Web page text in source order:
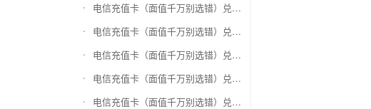
电信充值卡（面值千万别选错）兑换神州运通超级卡(运通网购卡)
电信充值卡（面值千万别选错）兑换中石油省卡
电信充值卡（面值千万别选错）兑换必胜客
电信充值卡（面值千万别选错）兑换星巴克
电信充值卡（面值千万别选错）兑换哈根达斯电子券